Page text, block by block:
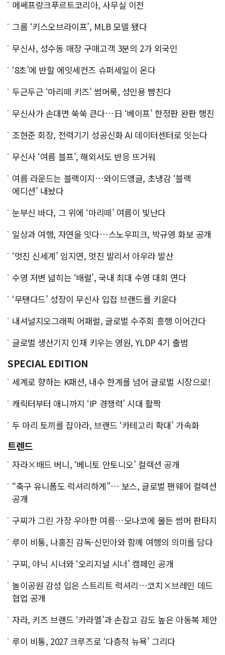
메쎄프랑크푸르트코리아, 사무실 이전
그룹 ‘키스오브라이프’, MLB 모델 됐다
무신사, 성수동 매장 구매고객 3분의 2가 외국인
‘8초’에 반할 에잇세컨즈 슈퍼세일이 온다
두근두근 ‘마리떼 키즈’ 썸머룩, 성인용 뺨친다
무신사가 손대면 쑥쑥 큰다…日 ‘베이프’ 한정판 완판 행진
조현준 회장, 전력기기 성공신화 AI 데이터센터로 잇는다
무신사 ‘여름 블프’, 해외서도 반응 뜨거워
여름 라운드는 블랙이지…와이드앵글, 초냉감 ‘블랙
에디션’ 내놨다
눈부신 바다, 그 위에 ‘마리떼’ 여름이 빛난다
일상과 여행, 자연을 잇다…스노우피크, 박규영 화보 공개
‘멋진 신세계’ 임지연, 멋진 발리서 아우라 발산
수영 저변 넓히는 ‘배럴’, 국내 최대 수영 대회 연다
‘무탠다드’ 성장이 무신사 입접 브랜드를 키운다
내셔널지오그래픽 어패럴, 글로벌 수주회 흥행 이어간다
글로벌 생산기지 인재 키우는 영원, YLDP 4기 출범
SPECIAL EDITION
세계로 향하는 K패션, 내수 한계를 넘어 글로벌 시장으로!
캐릭터부터 애니까지 ‘IP 경쟁력’ 시대 활짝
두 마리 토끼를 잡아라, 브랜드 ‘카테고리 확대’ 가속화
트렌드
자라×배드 버니, ‘베니토 안토니오’ 컬렉션 공개
“축구 유니폼도 럭셔리하게”… 보스, 글로벌 팬웨어 컬렉션
공개
구찌가 그린 가장 우아한 여름…모나코에 물든 썸머 판타지
루이 비통, 나홍진 감독·신민아와 함께 여행의 의미를 담다
구찌, 야닉 시너와 ‘오리지널 시너’ 캠페인 공개
놀이공원 감성 입은 스트리트 럭셔리…코치×브레인 데드
협업 공개
자라, 키즈 브랜드 ‘카라멜’과 손잡고 감도 높은 아동복 제안
루이 비통, 2027 크루즈로 ‘다층적 뉴욕’ 그리다